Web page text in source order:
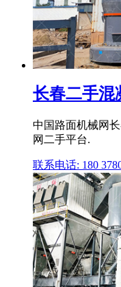
长春二手混
中国路面机械网
网二手平台.
联系电话: 180